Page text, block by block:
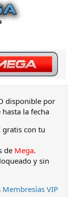
disponible por
la fecha
gratis con tu
de Mega.
y sin
Membresías VIP